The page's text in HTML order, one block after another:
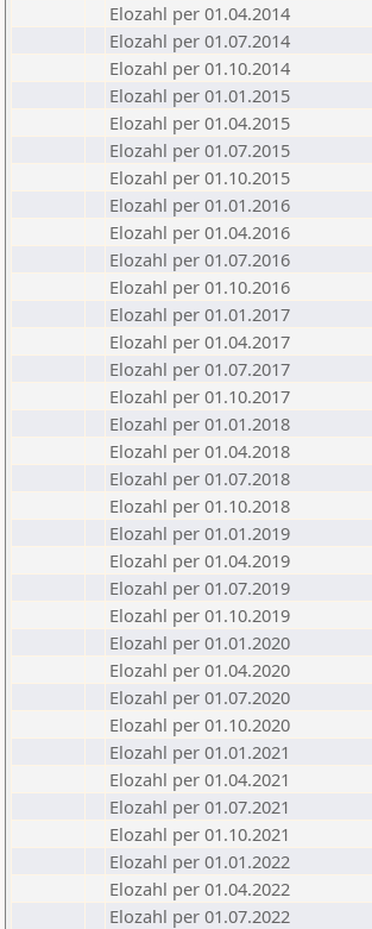
Elozahl per 01.04.2014
Elozahl per 01.07.2014
Elozahl per 01.10.2014
Elozahl per 01.01.2015
Elozahl per 01.04.2015
Elozahl per 01.07.2015
Elozahl per 01.10.2015
Elozahl per 01.01.2016
Elozahl per 01.04.2016
Elozahl per 01.07.2016
Elozahl per 01.10.2016
Elozahl per 01.01.2017
Elozahl per 01.04.2017
Elozahl per 01.07.2017
Elozahl per 01.10.2017
Elozahl per 01.01.2018
Elozahl per 01.04.2018
Elozahl per 01.07.2018
Elozahl per 01.10.2018
Elozahl per 01.01.2019
Elozahl per 01.04.2019
Elozahl per 01.07.2019
Elozahl per 01.10.2019
Elozahl per 01.01.2020
Elozahl per 01.04.2020
Elozahl per 01.07.2020
Elozahl per 01.10.2020
Elozahl per 01.01.2021
Elozahl per 01.04.2021
Elozahl per 01.07.2021
Elozahl per 01.10.2021
Elozahl per 01.01.2022
Elozahl per 01.04.2022
Elozahl per 01.07.2022